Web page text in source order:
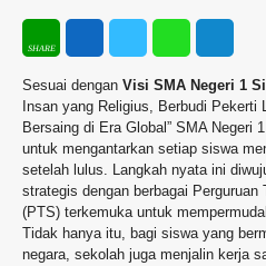
Sesuai dengan Visi SMA Negeri 1
Insan yang Religius, Berbudi Pekerti
Bersaing di Era Global” SMA Negeri
untuk mengantarkan setiap siswa
setelah lulus. Langkah nyata ini
strategis dengan berbagai
(PTS) terkemuka untuk
Tidak hanya itu, bagi siswa yang
negara, sekolah juga menjalin kerja